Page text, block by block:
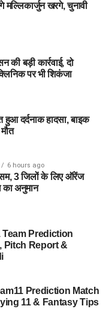
मल्लिकार्जुन खरगे, चुनावी
की बड़ी कार्रवाई, दो
पर भी शिकंजा
दर्दनाक हादसा, बाइक
6 hours ago
3 जिलों के लिए ऑरेंज
का अनुमान
Team Prediction
Pitch Report &
Prediction Match
11 & Fantasy Tips